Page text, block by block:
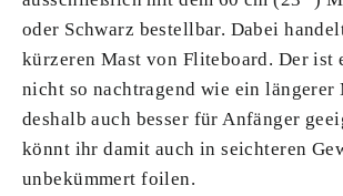
oder Schwarz bestellbar. Dabei
kürzeren Mast von Fliteboard. Der ist
nicht so nachtragend wie ein längerer
deshalb auch besser für Anfänger
könnt ihr damit auch in seichteren
unbekümmert foilen.